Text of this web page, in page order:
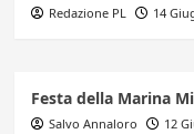
Redazione PL 14
Festa della Marina
Salvo Annaloro 12